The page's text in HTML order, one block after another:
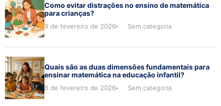
Como evitar distrações no ensino de matemática
para crianças?
9 de fevereiro de 2026 Sem categoria
Quais são as duas dimensões fundamentais para
ensinar matemática na educação infantil?
8 de fevereiro de 2026 Sem categoria